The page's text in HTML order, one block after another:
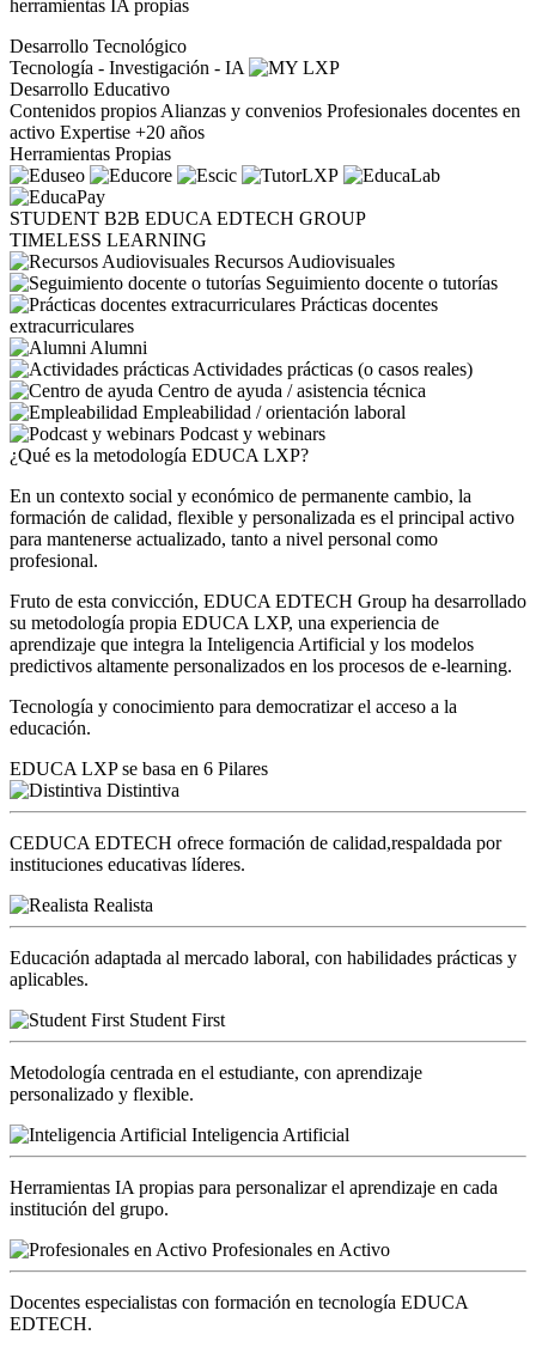
herramientas IA propias
Desarrollo Tecnológico
Tecnología - Investigación - IA
Desarrollo Educativo
Contenidos propios Alianzas y convenios Profesionales docentes en
activo Expertise +20 años
Herramientas Propias
STUDENT B2B EDUCA EDTECH GROUP
TIMELESS LEARNING
Recursos Audiovisuales
Seguimiento docente o tutorías
Prácticas docentes
extracurriculares
Alumni
Actividades prácticas (o casos reales)
Centro de ayuda / asistencia técnica
Empleabilidad / orientación laboral
Podcast y webinars
¿Qué es la metodología EDUCA LXP?
En un contexto social y económico de permanente cambio, la
formación de calidad, flexible y personalizada es el principal activo
para mantenerse actualizado, tanto a nivel personal como
profesional.
Fruto de esta convicción, EDUCA EDTECH Group ha desarrollado
su metodología propia EDUCA LXP, una experiencia de
aprendizaje que integra la Inteligencia Artificial y los modelos
predictivos altamente personalizados en los procesos de e-learning.
Tecnología y conocimiento para democratizar el acceso a la
educación.
EDUCA LXP se basa en 6 Pilares
Distintiva
CEDUCA EDTECH ofrece formación de calidad,respaldada por
instituciones educativas líderes.
Realista
Educación adaptada al mercado laboral, con habilidades prácticas y
aplicables.
Student First
Metodología centrada en el estudiante, con aprendizaje
personalizado y flexible.
Inteligencia Artificial
Herramientas IA propias para personalizar el aprendizaje en cada
institución del grupo.
Profesionales en Activo
Docentes especialistas con formación en tecnología EDUCA
EDTECH.